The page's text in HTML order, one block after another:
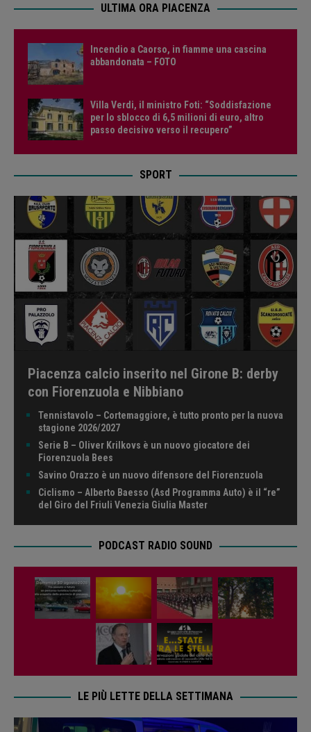
ULTIMA ORA PIACENZA
Incendio a Caorso, in fiamme una cascina
abbandonata – FOTO
Villa Verdi, il ministro Foti: “Soddisfazione
per lo sblocco di 6,5 milioni di euro, altro
passo decisivo verso il recupero”
SPORT
Piacenza calcio inserito nel Girone B: derby
con Fiorenzuola e Nibbiano
Tennistavolo – Cortemaggiore, è tutto pronto per la nuova
stagione 2026/2027
Serie B – Oliver Krilkovs è un nuovo giocatore dei
Fiorenzuola Bees
Savino Orazzo è un nuovo difensore del Fiorenzuola
Ciclismo – Alberto Baesso (Asd Programma Auto) è il “re”
del Giro del Friuli Venezia Giulia Master
PODCAST RADIO SOUND
LE PIÙ LETTE DELLA SETTIMANA